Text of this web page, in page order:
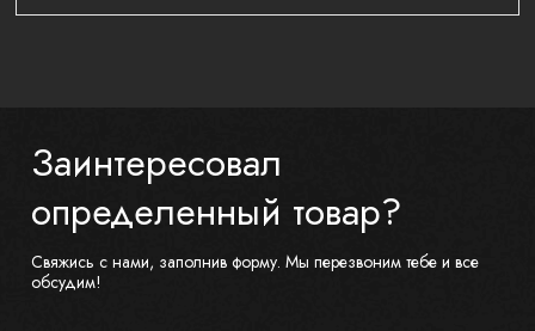
Заинтересовал
определенный товар?
Свяжись с нами, заполнив форму. Мы перезвоним тебе и все
обсудим!